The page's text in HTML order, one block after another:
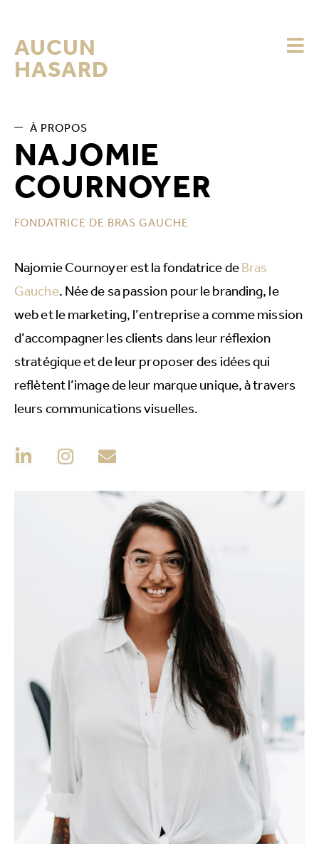
AUCUN
HASARD
À PROPOS
NAJOMIE
COURNOYER
FONDATRICE DE BRAS GAUCHE
Najomie Cournoyer est la fondatrice deBras
Gauche. Née de sa passion pour le branding, le
web et le marketing, l’entreprise a comme mission
d’accompagner les clients dans leur réflexion
stratégique et de leur proposer des idées qui
reflètent l’image de leur marque unique, à travers
leurs communications visuelles.